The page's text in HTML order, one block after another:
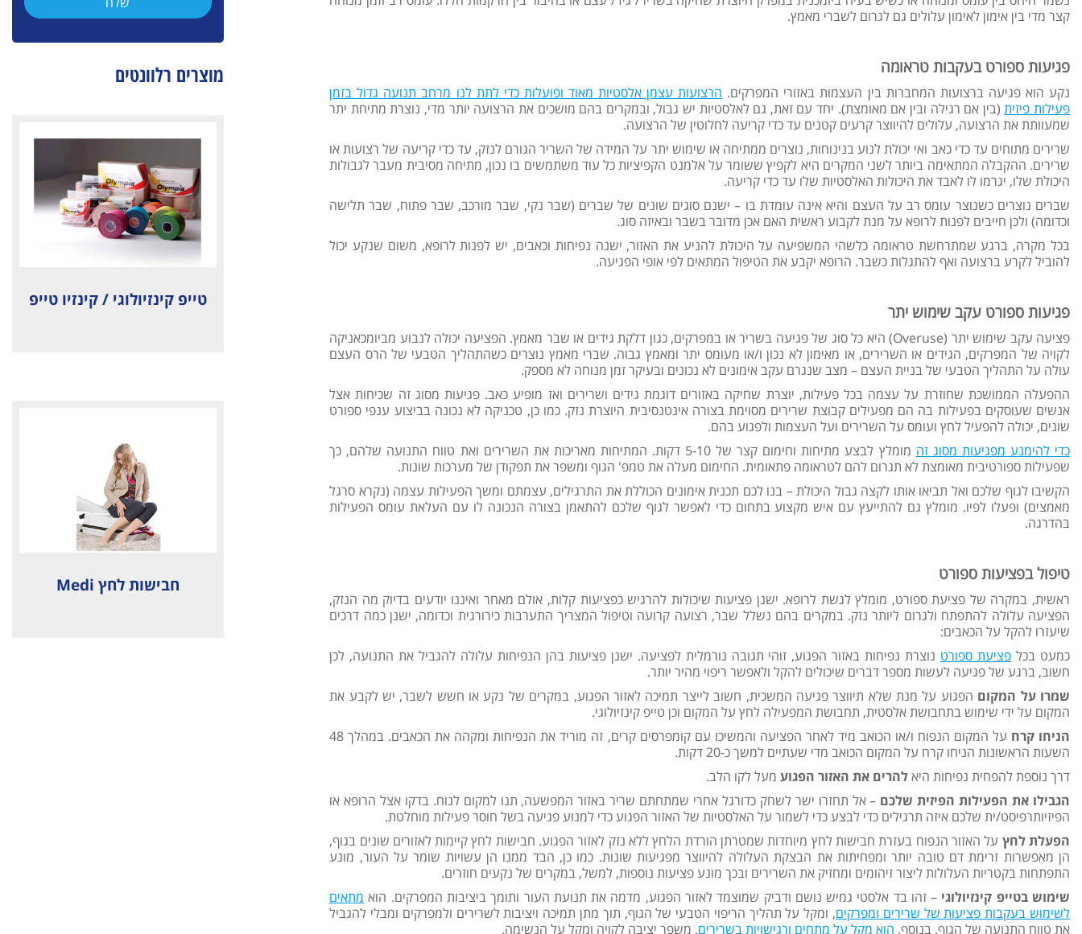
קצר מדי בין אימון לאימון עלולים גם לגרום לשברי מאמץ.
פגיעות ספורט בעקבות טראומה
נקע הוא פגיעה ברצועות המחברות בין העצמות באזורי המפרקים. הרצועות עצמן אלסטיות מאוד ופועלות כדי לתת לנו מרחב תנועה גדול בזמן
פעילות פיזית(בין אם רגילה ובין אם מאומצת). יחד עם זאת, גם לאלסטיות יש גבול, ובמקרים בהם מושכים את הרצועה יותר מדי, נוצרת מתיחת יתר
שמעוותת את הרצועה, עלולים להיווצר קרעים קטנים עד כדי קריעה לחלוטין של הרצועה.
שרירים מתוחים עד כדי כאב ואי יכולת לנוע בנינוחות, נוצרים ממתיחה או שימוש יתר על המידה של השריר הגורם לנזק, עד כדי קריעה של רצועות או
שרירים. ההקבלה המתאימה ביותר לשני המקרים היא לקפיץ ששומר על אלמנט הקפיציות כל עוד משתמשים בו נכון, מתיחה מסיבית מעבר לגבולות
היכולת שלו, יגרמו לו לאבד את היכולות האלסטיות שלו עד כדי קריעה.
שברים נוצרים כשנוצר עומס רב על העצם והיא אינה עומדת בו – ישנם סוגים שונים של שברים (שבר נקי, שבר מורכב, שבר פתוח, שבר תלישה
וכדומה) ולכן חייבים לפנות לרופא על מנת לקבוע ראשית האם אכן מדובר בשבר ובאיזה סוג.
בכל מקרה, ברגע שמתרחשת טראומה כלשהי המשפיעה על היכולת להניע את האזור, ישנה נפיחות וכאבים, יש לפנות לרופא, משום שנקע יכול
להוביל לקרע ברצועה ואף להתגלות כשבר. הרופא יקבע את הטיפול המתאים לפי אופי הפגיעה.
פגיעות ספורט עקב שימוש יתר
פציעה עקב שימוש יתר (Overuse) היא כל סוג של פגיעה בשריר או במפרקים, כגון דלקת גידים או שבר מאמץ. הפציעה יכולה לנבוע מביומכאניקה
לקויה של המפרקים, הגידים או השרירים, או מאימון לא נכון ו/או מעומס יתר ומאמץ גבוה. שברי מאמץ נוצרים כשהתהליך הטבעי של הרס העצם
עולה על התהליך הטבעי של בניית העצם – מצב שנגרם עקב אימונים לא נכונים ובעיקר זמן מנוחה לא מספק.
ההפעלה הממושכת שחוזרת על עצמה בכל פעילות, יוצרת שחיקה באזורים דוגמת גידים ושרירים ואז מופיע כאב. פגיעות מסוג זה שכיחות אצל
אנשים שעוסקים בפעילות בה הם מפעילים קבוצת שרירים מסוימת בצורה אינטנסיבית היוצרת נזק. כמו כן, טכניקה לא נכונה בביצוע ענפי ספורט
שונים, יכולה להפעיל לחץ ועומס על השרירים ועל העצמות ולפגוע בהם.
כדי להימנע מפגיעות מסוג זה
מומלץ לבצע מתיחות וחימום קצר של 5-10 דקות. המתיחות מאריכות את השרירים ואת טווח התנועה שלהם, כך
שפעילות ספורטיבית מאומצת לא תגרום להם לטראומה פתאומית. החימום מעלה את טמפ' הגוף ומשפר את תפקודן של מערכות שונות.
הקשיבו לגוף שלכם ואל תביאו אותו לקצה גבול היכולת – בנו לכם תכנית אימונים הכוללת את התרגילים, עצמתם ומשך הפעילות עצמה (נקרא סרגל
מאמצים) ופעלו לפיו. מומלץ גם להתייעץ עם איש מקצוע בתחום כדי לאפשר לגוף שלכם להתאמן בצורה הנכונה לו עם העלאת עומס הפעילות
בהדרגה.
טיפול בפציעות ספורט
ראשית, במקרה של פציעת ספורט, מומלץ לגשת לרופא. ישנן פציעות שיכולות להרגיש כפציעות קלות, אולם מאחר ואיננו יודעים בדיוק מה הנזק,
הפציעה עלולה להתפתח ולגרום ליותר נזק. במקרים בהם נשלל שבר, רצועה קרועה וטיפול המצריך התערבות כירורגית וכדומה, ישנן כמה דרכים
שיעזרו להקל על הכאבים:
כמעט בכל פציעת ספורט נוצרת נפיחות באזור הפגוע, זוהי תגובה נורמלית לפציעה. ישנן פציעות בהן הנפיחות עלולה להגביל את התנועה, לכן
חשוב, ברגע של פגיעה לעשות מספר דברים שיכולים להקל ולאפשר ריפוי מהיר יותר.
שמרו על המקום הפגוע על מנת שלא תיווצר פגיעה המשכית, חשוב לייצר תמיכה לאזור הפגוע, במקרים של נקע או חשש לשבר, יש לקבע את
המקום על ידי שימוש בתחבושת אלסטית, תחבושת המפעילה לחץ על המקום וכן טייפ קינזיולוגי.
הניחו קרח
על המקום הנפוח ו/או הכואב מיד לאחר הפציעה והמשיכו עם קומפרסים קרים, זה מוריד את הנפיחות ומקהה את הכאבים. במהלך 48
השעות הראשונות הניחו קרח על המקום הכואב מדי שעתיים למשך כ-20 דקות.
דרך נוספת להפחית נפיחות היאלהרים את האזור הפגוע מעל לקו הלב.
הגבילו את הפעילות הפיזית שלכם – אל תחזרו ישר לשחק כדורגל אחרי שמתחתם שריר באזור המפשעה, תנו למקום לנוח. בדקו אצל הרופא או
הפיזיותרפיסט/ית שלכם איזה תרגילים כדי לבצע כדי לשמור על האלסטיות של האזור הפגוע כדי למנוע פגיעה בשל חוסר פעילות מוחלטת.
הפעלת לחץ על האזור הנפוח בעזרת חבישות לחץ מיוחדות שמטרתן הורדת הלחץ ללא נזק לאזור הפגוע. חבישות לחץ קיימות לאזורים שונים בגוף,
הן מאפשרות זרימת דם טובה יותר ומפחיתות את הבצקת העלולה להיווצר מפגיעות שונות. כמו כן, הבד ממנו הן עשויות שומר על העור, מונע
התפתחות בקטריות העלולות ליצור זיהומים ומחזיק את השרירים ובכך מונע פציעות נוספות, למשל, במקרים של נקעים חוזרים.
שימוש בטייפ קינזיולוגי – זהו בד אלסטי גמיש נושם ודביק שמוצמד לאזור הפגוע, מדמה את תנועת העור ותומך ביציבות המפרקים. הוא מתאים
לשימוש בעקבות פציעות של שרירים ומפרקים, ומקל על תהליך הריפוי הטבעי של הגוף, תוך מתן תמיכה ויציבות לשרירים ולמפרקים ומבלי להגביל
את טווח התנועה של הגוף. בנוסף, הוא מקל על מתחים ורגישויות בשרירים, משפר יציבה לקויה ומקל על הנשימה.
מוצרים רלוונטים
טייפ קינזיולוגי / קינזיו טייפ
חבישות לחץ Medi